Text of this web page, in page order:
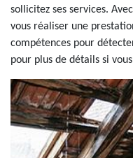
sollicitez ses services.
vous réaliser une
compétences pour
pour plus de détails si